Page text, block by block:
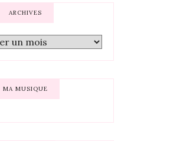
ARCHIVES
MA MUSIQUE